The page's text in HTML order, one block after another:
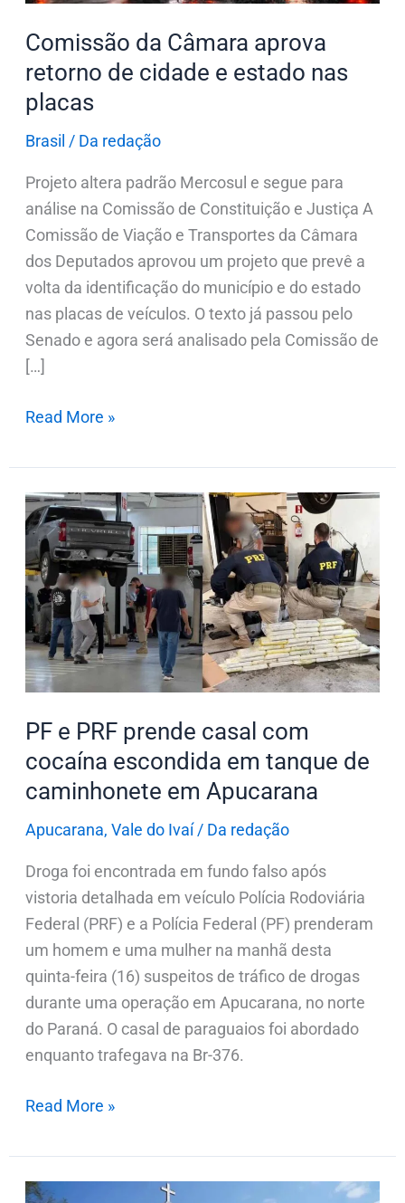
Comissão da Câmara aprova
retorno de cidade e estado nas
placas
Brasil / Da redação
Projeto altera padrão Mercosul e segue para
análise na Comissão de Constituição e Justiça A
Comissão de Viação e Transportes da Câmara
dos Deputados aprovou um projeto que prevê a
volta da identificação do município e do estado
nas placas de veículos. O texto já passou pelo
Senado e agora será analisado pela Comissão de
[…]
nas
placas
Read More »
PF e PRF prende casal com
cocaína escondida em tanque de
caminhonete em Apucarana
Apucarana, Vale do Ivaí/ Da redação
Droga foi encontrada em fundo falso após
vistoria detalhada em veículo Polícia Rodoviária
Federal (PRF) e a Polícia Federal (PF) prenderam
um homem e uma mulher na manhã desta
quinta-feira (16) suspeitos de tráfico de drogas
durante uma operação em Apucarana, no norte
do Paraná. O casal de paraguaios foi abordado
enquanto trafegava na Br-376.
PF
e
PRF
prende
casal
com
cocaína
escondida
tanque
de
caminhonete
em
Read More »
Após